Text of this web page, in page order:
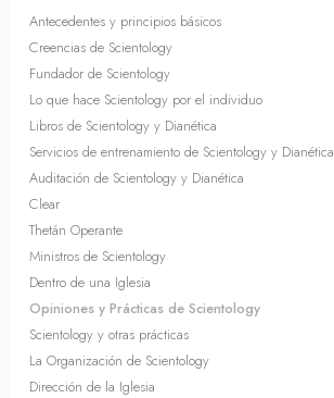
Antecedentes y principios básicos
Creencias de Scientology
Fundador de Scientology
Lo que hace Scientology por el individuo
Libros de Scientology y Dianética
Servicios de entrenamiento de Scientology y Dianética
Auditación de Scientology y Dianética
Clear
Thetán Operante
Ministros de Scientology
Dentro de una Iglesia
Opiniones y Prácticas de Scientology
Scientology y otras prácticas
La Organización de Scientology
Dirección de la Iglesia